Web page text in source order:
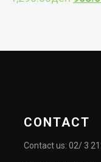
CONTACT
Contact us: 02/ 3